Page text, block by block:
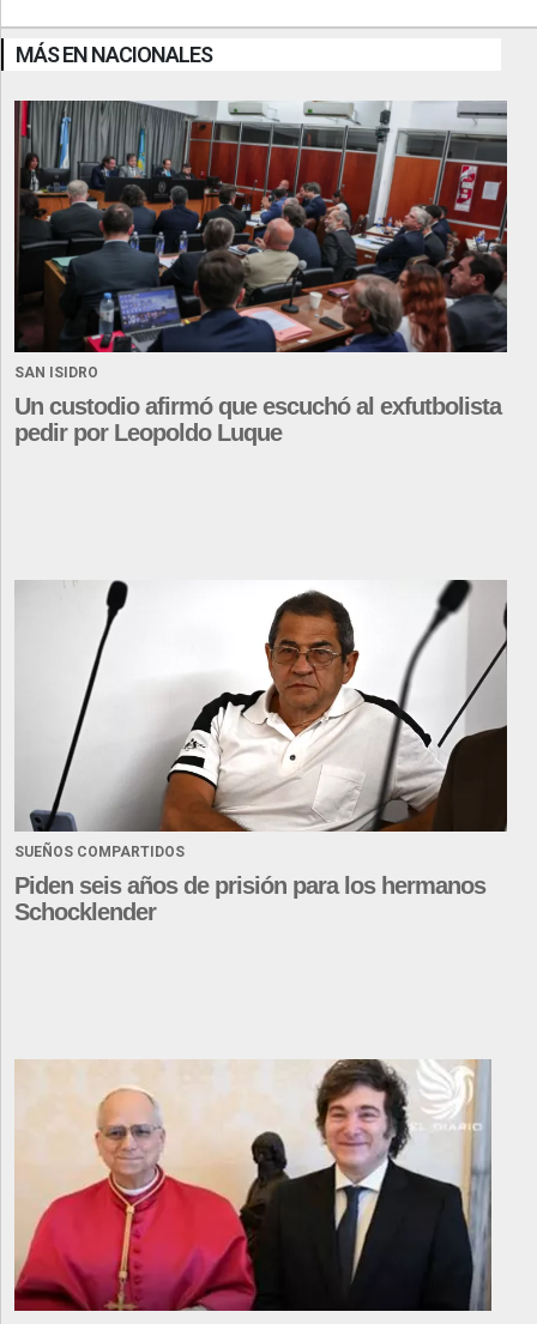
MÁS EN NACIONALES
SAN ISIDRO
Un custodio afirmó que escuchó al exfutbolista
pedir por Leopoldo Luque
SUEÑOS COMPARTIDOS
Piden seis años de prisión para los hermanos
Schocklender